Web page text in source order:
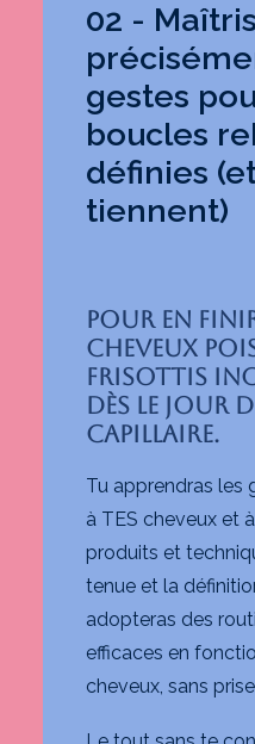
02 -
gestes
boucles
définies
tiennent)
Pour en
cheveux
frisottis
dès le jour
capillaire.
Tu apprendras les
à TES cheveux et
produits et
tenue et la
adopteras des
efficaces en
cheveux, sans